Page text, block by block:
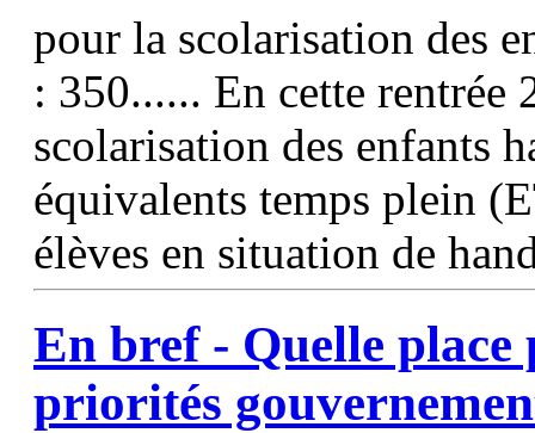
pour la scolarisation des
: 350...... En cette rentrée
scolarisation des enfants
équivalents temps plein
élèves en situation de
En bref - Quelle place
priorités